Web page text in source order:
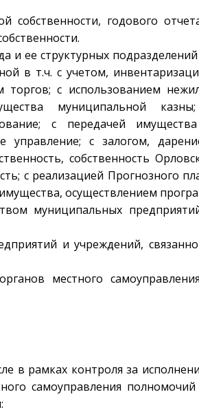
собственности, годового
и ее структурных
в т.ч. с учетом,
с использованием
муниципальной
с передачей
управление; с залогом,
собственность
с реализацией Прогнозного
осуществлением
муниципальных
и учреждений,
местного
в рамках контроля за
самоуправления